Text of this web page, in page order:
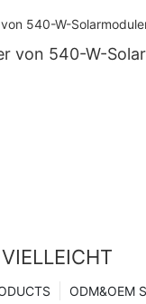
von 540-W-
ODM&OEM